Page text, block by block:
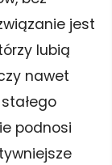
jest
lubią
nawet
podnosi